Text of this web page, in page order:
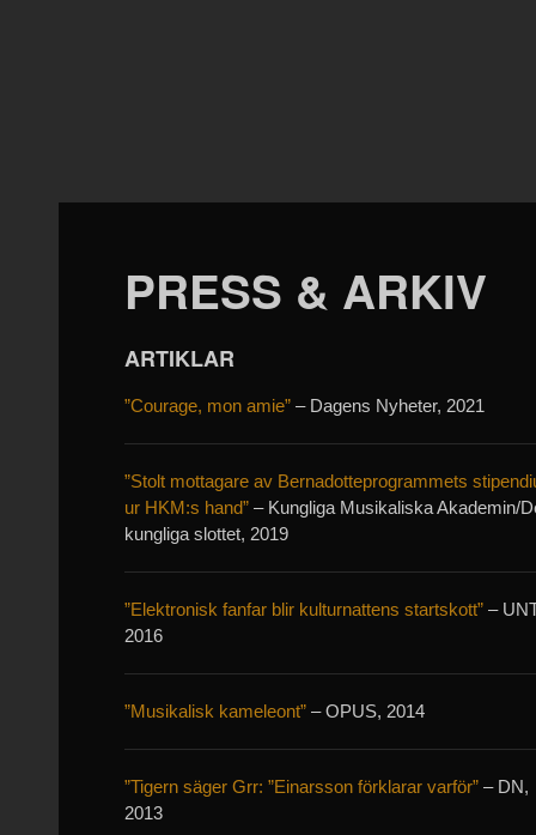
PRESS & ARKIV
ARTIKLAR
”Courage, mon amie” – Dagens Nyheter, 2021
”Stolt mottagare av Bernadotteprogrammets
ur HKM:s hand” – Kungliga Musikaliska Akademin/
kungliga slottet, 2019
”Elektronisk fanfar blir kulturnattens startskott” –
2016
”Musikalisk kameleont” – OPUS, 2014
”Tigern säger Grr: ”Einarsson förklarar varför” – DN,
2013